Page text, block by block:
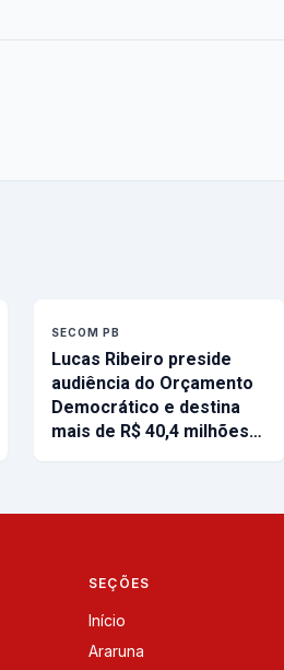
SECOM PB
Lucas Ribeiro preside
audiência do Orçamento
Democrático e destina
mais de R$ 40,4 milhões…
SEÇÕES
Início
Araruna